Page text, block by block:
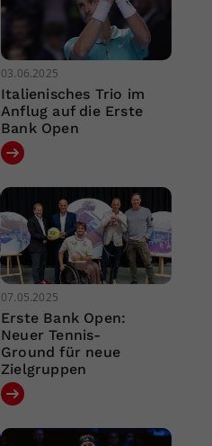
03.06.2025
Italienisches Trio im
Anflug auf die Erste
Bank Open
07.05.2025
Erste Bank Open:
Neuer Tennis-
Ground für neue
Zielgruppen